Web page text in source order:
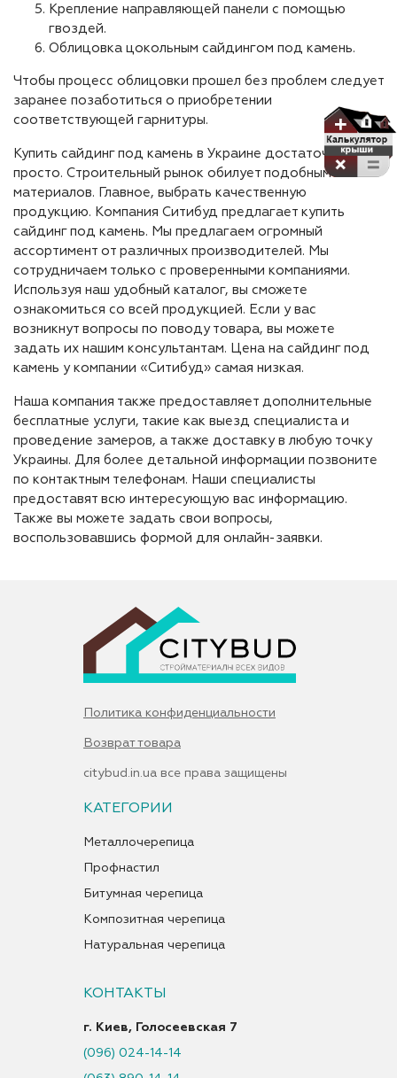
Крепление направляющей панели с помощью
гвоздей.
Облицовка цокольным сайдингом под камень.
Чтобы процесс облицовки прошел без проблем следует
заранее позаботиться о приобретении
соответствующей гарнитуры.
Купить сайдинг под камень в Украине достаточно
просто. Строительный рынок обилует подобным
материалов. Главное, выбрать качественную
продукцию. Компания Ситибуд предлагает купить
сайдинг под камень. Мы предлагаем огромный
ассортимент от различных производителей. Мы
сотрудничаем только с проверенными компаниями.
Используя наш удобный каталог, вы сможете
ознакомиться со всей продукцией. Если у вас
возникнут вопросы по поводу товара, вы можете
задать их нашим консультантам. Цена на сайдинг под
камень у компании «Ситибуд» самая низкая.
Наша компания также предоставляет дополнительные
бесплатные услуги, такие как выезд специалиста и
проведение замеров, а также доставку в любую точку
Украины. Для более детальной информации позвоните
по контактным телефонам. Наши специалисты
предоставят всю интересующую вас информацию.
Также вы можете задать свои вопросы,
воспользовавшись формой для онлайн-заявки.
Политика конфиденциальности
Возврат товара
citybud.in.ua все права защищены
КАТЕГОРИИ
Металлочерепица
Профнастил
Битумная черепица
Композитная черепица
Натуральная черепица
КОНТАКТЫ
г. Киев, Голосеевская 7
(096) 024-14-14